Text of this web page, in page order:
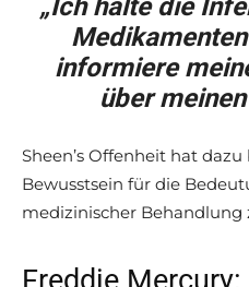
„Ich halte die
informiere
über
Sheen’s Offenheit hat
Bewusstsein für die
medizinischer Behandlung